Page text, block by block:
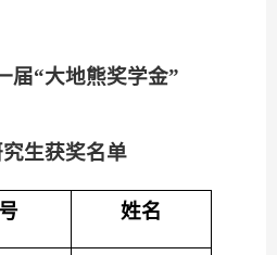
届“大地熊奖学金”
生获奖名单
姓名